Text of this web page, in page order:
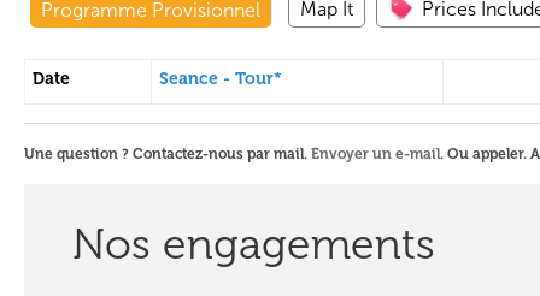
Programme Provisionnel Map It Prices
Date Seance - Tour*
Une question ? Contactez-nous par mail. Envoyer un e-mail. Ou appeler.
Nos engagements